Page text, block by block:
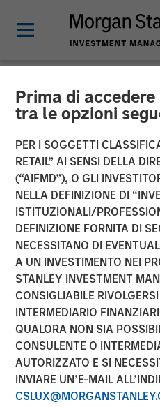
Prima di
tra le opzioni
PER I SOGGETTI
RETAIL” AI SENSI DELLA
(“AIFMD”), O GLI
NELLA DEFINIZIONE DI
ISTITUZIONALI/
DEFINIZIONE FORNITA DI
NECESSITANO DI
A UN INVESTIMENTO NEI
STANLEY INVESTMENT
CONSIGLIABILE
INTERMEDIARIO
QUALORA NON SIA
CONSULENTE O
AUTORIZZATO E SI
INVIARE UN’E-MAIL
NEWSROOM
New Equity
Breitenfeld
17 GIUGNO 2008
Morgan Stanley Private
Group agree to acquire an
from the majority
steel producer, Fides
Privatstiftung, who recently
owned by financial investor